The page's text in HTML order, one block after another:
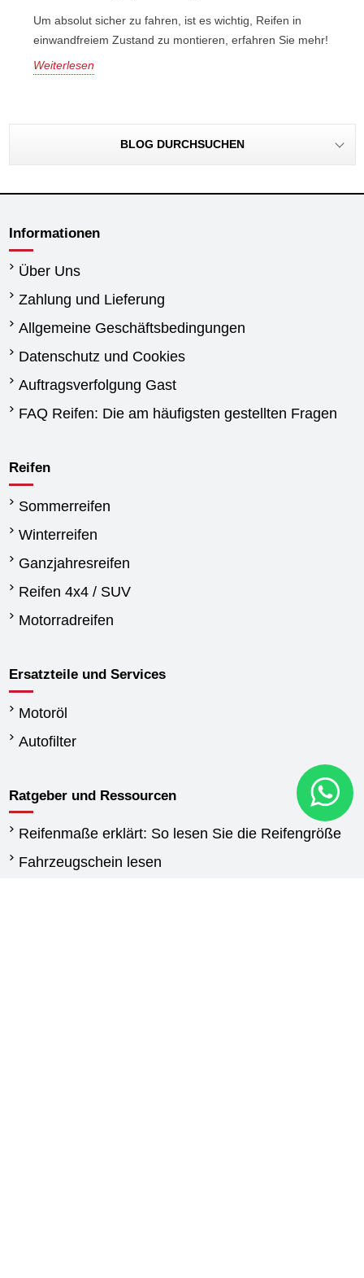
Um absolut sicher zu fahren, ist es wichtig, Reifen in
einwandfreiem Zustand zu montieren, erfahren Sie mehr!
Weiterlesen
BLOG DURCHSUCHEN
Informationen
Über Uns
Zahlung und Lieferung
Allgemeine Geschäftsbedingungen
Datenschutz und Cookies
Auftragsverfolgung Gast
FAQ Reifen: Die am häufigsten gestellten Fragen
Reifen
Sommerreifen
Winterreifen
Ganzjahresreifen
Reifen 4x4 / SUV
Motorradreifen
Ersatzteile und Services
Motoröl
Autofilter
Ratgeber und Ressourcen
Reifenmaße erklärt: So lesen Sie die Reifengröße
Fahrzeugschein lesen